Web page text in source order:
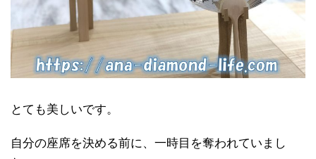
とても美しいです。
自分の座席を決める前に、一時目を奪われていまし